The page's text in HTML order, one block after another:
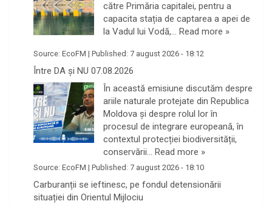
către Primăria capitalei, pentru a
capacita stația de captarea a apei de
la Vadul lui Vodă,… Read more »
Source: EcoFM | Published: 7 august 2026 - 18:12
Între DA și NU 07.08.2026
În această emisiune discutăm despre
ariile naturale protejate din Republica
Moldova și despre rolul lor în
procesul de integrare europeană, în
contextul protecției biodiversității,
conservării… Read more »
Source: EcoFM | Published: 7 august 2026 - 18:10
Carburanții se ieftinesc, pe fondul detensionării
situației din Orientul Mijlociu